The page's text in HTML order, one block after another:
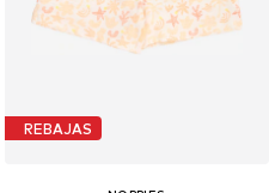
REBAJAS